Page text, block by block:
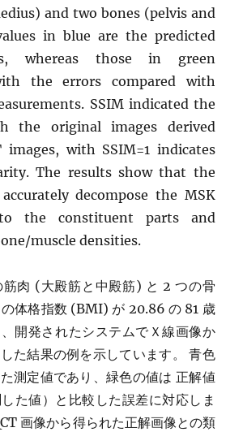
and two bones (pelvis and
in blue are the predicted
whereas those in green
the errors compared with
SSIM indicated the
the original images derived
images, with SSIM=1 indicates
The results show that the
decompose the MSK
the constituent parts and
muscle densities.
肉 (大殿筋と中殿筋) と 2 つの骨
体格指数 (BMI) が 20.86 の 81 歳
開発されたシステムでＸ線画像か
た結果の例を示しています。 青色
測定値であり、緑色の値は 正解値
した値）と比較した誤差に対応しま
画像から得られた正解画像との類